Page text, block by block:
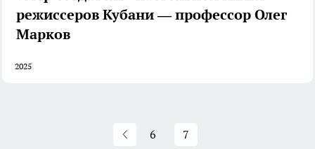
режиссеров Кубани — профессор Олег
Марков
2025
6 7